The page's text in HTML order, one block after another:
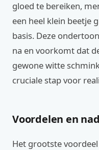
gloed te bereiken,
een heel klein beetje
basis. Deze
na en voorkomt dat
gewone witte
cruciale stap voor
Voordelen en
Het grootste